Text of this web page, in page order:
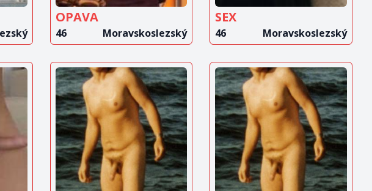
OPAVA
46 Moravskoslezský
SEX
46 Moravskoslezský
ZOBRAZIT
INZERÁT
ZOBRAZIT
INZERÁT